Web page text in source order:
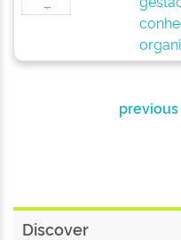
previous
Discover